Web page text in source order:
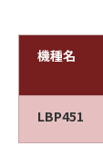
機種名
LBP451